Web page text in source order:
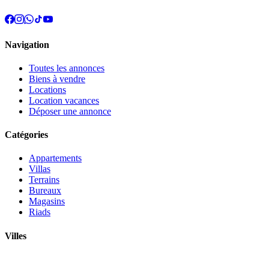
Navigation
Toutes les annonces
Biens à vendre
Locations
Location vacances
Déposer une annonce
Catégories
Appartements
Villas
Terrains
Bureaux
Magasins
Riads
Villes